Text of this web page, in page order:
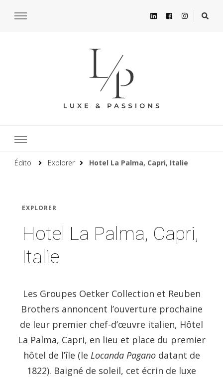
Édito Explorer Hotel La Palma, Capri, Italie
EXPLORER
Hotel La Palma, Capri,
Italie
Les Groupes Oetker Collection et Reuben
Brothers annoncent l’ouverture prochaine
de leur premier chef-d’œuvre italien, Hôtel
La Palma, Capri, en lieu et place du premier
hôtel de l’île (le Locanda Paganodatant de
1822). Baigné de soleil, cet écrin de luxe